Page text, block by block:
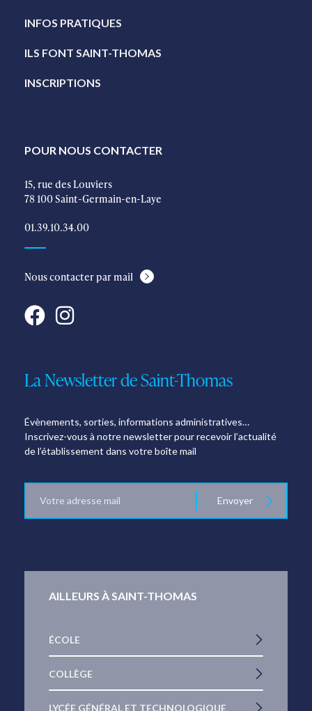
INFOS PRATIQUES
ILS FONT SAINT-THOMAS
INSCRIPTIONS
POUR NOUS CONTACTER
15, rue des Louviers
78 100 Saint-Germain-en-Laye
01.39.10.34.00
Nous contacter par mail
La Newsletter de Saint-Thomas
Évènements, sorties, informations administratives…
Inscrivez-vous à notre newsletter pour recevoir l’actualité
de l’établissement dans votre boîte mail
mail
Envoyer
AILLEURS À SAINT-THOMAS
ÉCOLE
COLLÈGE
LYCÉE GÉNÉRAL ET TECHNOLOGIQUE